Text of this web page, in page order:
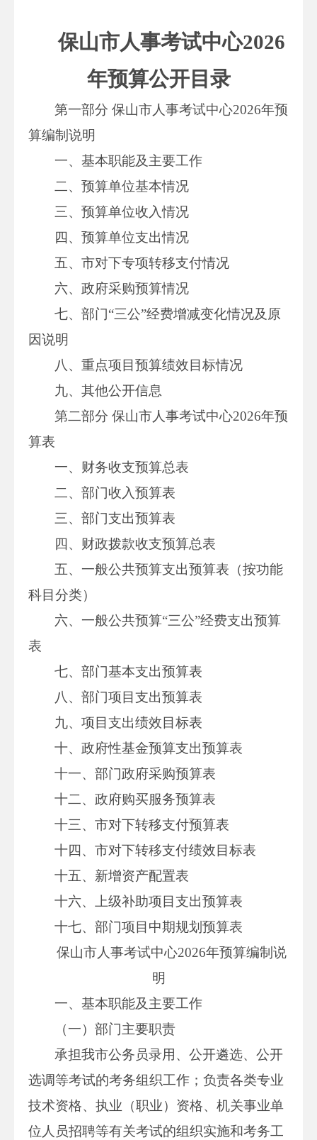
保山市人事考试中心2026
年预算公开目录
第一部分 保山市人事考试中心2026年预
算编制说明
一、基本职能及主要工作
二、预算单位基本情况
三、预算单位收入情况
四、预算单位支出情况
五、市对下专项转移支付情况
六、政府采购预算情况
七、部门“三公”经费增减变化情况及原
因说明
八、重点项目预算绩效目标情况
九、其他公开信息
第二部分 保山市人事考试中心2026年预
算表
一、财务收支预算总表
二、部门收入预算表
三、部门支出预算表
四、财政拨款收支预算总表
五、一般公共预算支出预算表（按功能
科目分类）
六、一般公共预算“三公”经费支出预算
表
七、部门基本支出预算表
八、部门项目支出预算表
九、项目支出绩效目标表
十、政府性基金预算支出预算表
十一、部门政府采购预算表
十二、政府购买服务预算表
十三、市对下转移支付预算表
十四、市对下转移支付绩效目标表
十五、新增资产配置表
十六、上级补助项目支出预算表
十七、部门项目中期规划预算表
保山市人事考试中心2026年预算编制说
明
一、基本职能及主要工作
（一）部门主要职责
承担我市公务员录用、公开遴选、公开
选调等考试的考务组织工作；负责各类专业
技术资格、执业（职业）资格、机关事业单
位人员招聘等有关考试的组织实施和考务工